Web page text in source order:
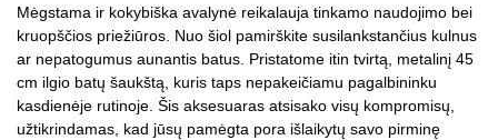
Mėgstama ir kokybiška avalynė reikalauja tinkamo naudojimo bei
kruopščios priežiūros. Nuo šiol pamirškite susilankstančius kulnus
ar nepatogumus aunantis batus. Pristatome itin tvirtą, metalinį 45
cm ilgio batų šaukštą, kuris taps nepakeičiamu pagalbininku
kasdienėje rutinoje. Šis aksesuaras atsisako visų kompromisų,
užtikrindamas, kad jūsų pamėgta pora išlaikytų savo pirminę